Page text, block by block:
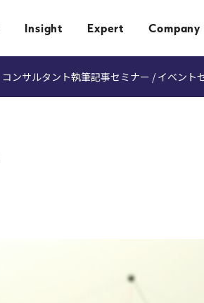
Insight Expert Company
コンサルタント執筆記事セミナー / イベント